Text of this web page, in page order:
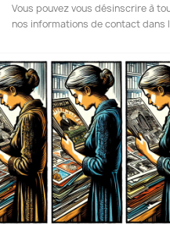
Vous pouvez vous désinscrire à
nos informations de contact